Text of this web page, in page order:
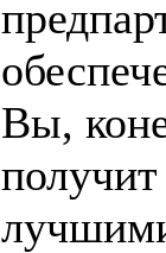
Вы,